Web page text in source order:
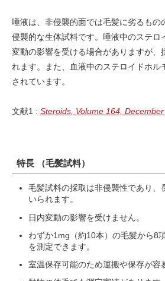
唾液は、非侵襲的面では毛髪に劣るもの
侵襲的な生体試料です。唾液中のステロ
変動の影響を受ける場合がありますが、
れます。また、血液中のステロイドホル
されています。
文献1 : Steroids, Volume 164,
特長 （毛髪試料）
毛髪試料の採取は非侵襲性であり、
いられます。
日内変動の影響を受けません。
わずか1mg（約10本）の毛髪から8
を測定できます。
室温保存可能のため運搬や保存が容